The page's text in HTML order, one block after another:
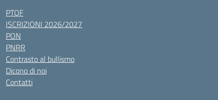
PTOF
ISCRIZIONI 2026/2027
PON
PNRR
Contrasto al bullismo
Dicono di noi
Contatti